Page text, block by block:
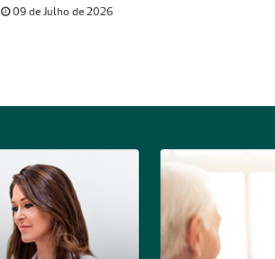
09 de Julho de 2026